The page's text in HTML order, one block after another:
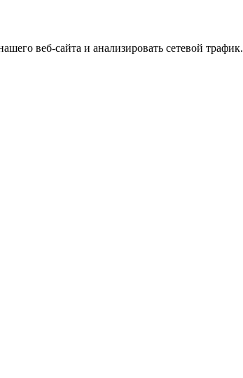
веб-сайта и анализировать сетевой трафик.